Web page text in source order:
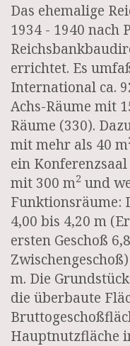
Das ehemalige
1934 - 1940 nach
errichtet. Es
International ca.
Achs-Räume mit
Räume (330).
mit mehr als 40 m
ein
mit 300 m2 und
Funktionsräume:
4,00 bis 4,20 m
ersten Geschoß
m. Die
die überbaute
Hauptnutzfläche